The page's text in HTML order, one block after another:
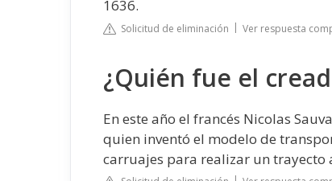
1636.
Solicitud de eliminación Ver respuesta
¿Quién fue el
En este año el francés Nicolas
quien inventó el modelo de
carruajes para realizar un trayecto